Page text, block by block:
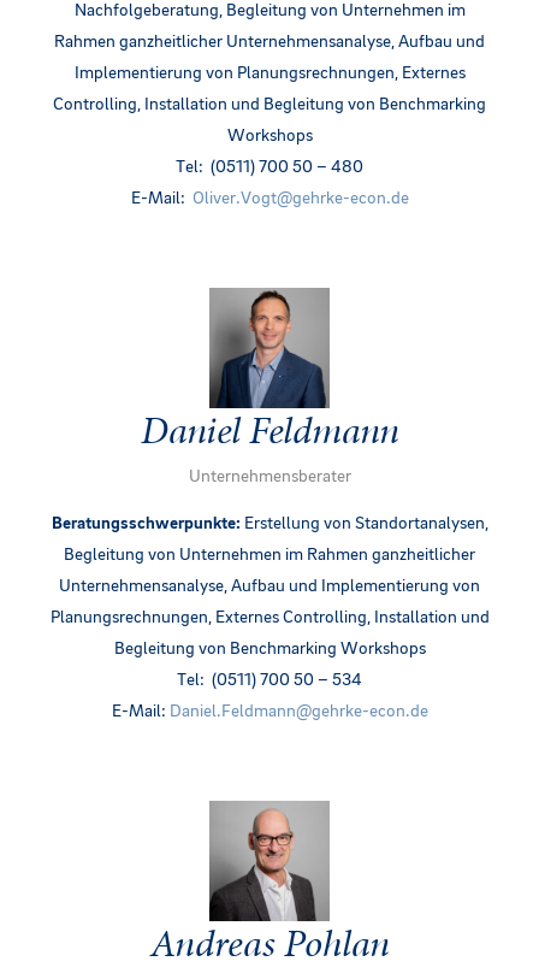
Nachfolgeberatung, Begleitung von Unternehmen im
Rahmen ganzheitlicher Unternehmensanalyse, Aufbau und
Implementierung von Planungsrechnungen, Externes
Controlling, Installation und Begleitung von Benchmarking
Workshops
Tel: (0511) 700 50 – 480
E-Mail: Oliver.Vogt@gehrke-econ.de
Daniel Feldmann
Unternehmensberater
Beratungsschwerpunkte: Erstellung von Standortanalysen,
Begleitung von Unternehmen im Rahmen ganzheitlicher
Unternehmensanalyse, Aufbau und Implementierung von
Planungsrechnungen, Externes Controlling, Installation und
Begleitung von Benchmarking Workshops
Tel: (0511) 700 50 – 534
E-Mail: Daniel.Feldmann@gehrke-econ.de
Andreas Pohlan